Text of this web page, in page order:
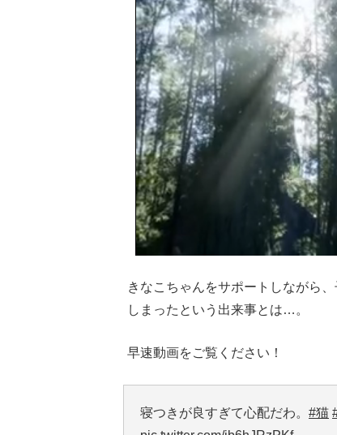
きなこちゃんをサポートしながら
しまったという出来事とは…。
早速動画をご覧ください！
寝つきが良すぎて心配だわ。 #猫